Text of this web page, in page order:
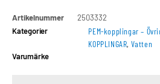
Artikelnummer
2503332
Kategorier
PEM-kopplingar –
KOPPLINGAR, Vatten
Varumärke